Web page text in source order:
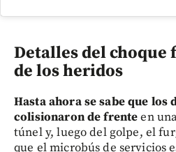
Detalles del choque
de los heridos
Hasta ahora se sabe que los
colisionaron de frenteen
túnel y, luego del golpe, el
que el microbús de servicios